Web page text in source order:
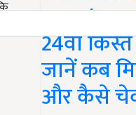
PM
24वीं
जानें कब
और कैसे